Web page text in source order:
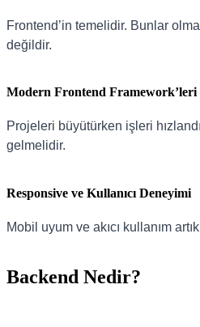
Frontend’in temelidir. Bunlar
değildir.
Modern Frontend Framework’leri
Projeleri büyütürken işleri
gelmelidir.
Responsive ve Kullanıcı Deneyimi
Mobil uyum ve akıcı kullanım
Backend Nedir?